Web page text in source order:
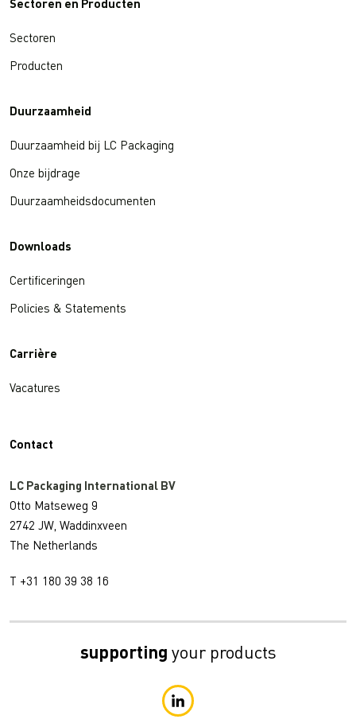
Sectoren en Producten
Sectoren
Producten
Duurzaamheid
Duurzaamheid bij LC Packaging
Onze bijdrage
Duurzaamheidsdocumenten
Downloads
Certificeringen
Policies & Statements
Carrière
Vacatures
Contact
LC Packaging International BV
Otto Matseweg 9
2742 JW, Waddinxveen
The Netherlands
T +31 180 39 38 16
supporting your products